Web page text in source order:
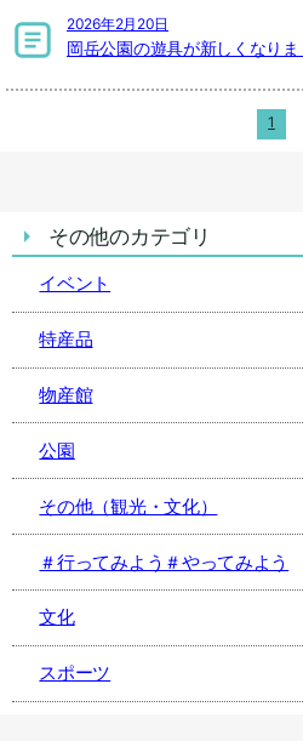
2026年2月20日
岡岳公園の遊具が新しくなりま
1
その他のカテゴリ
イベント
特産品
物産館
公園
その他（観光・文化）
＃行ってみよう＃やってみよう
文化
スポーツ